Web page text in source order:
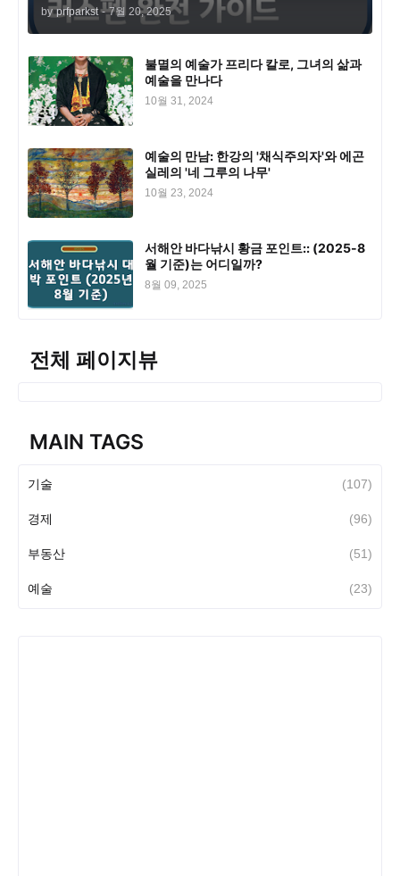
by prfparkst - 7월 20, 2025
불멸의 예술가 프리다 칼로, 그녀의 삶과
예술을 만나다
10월 31, 2024
예술의 만남: 한강의 '채식주의자'와 에곤
실레의 '네 그루의 나무'
10월 23, 2024
서해안 바다낚시 황금 포인트:: (2025-8
월 기준)는 어디일까?
8월 09, 2025
전체 페이지뷰
MAIN TAGS
기술 (107)
경제 (96)
부동산 (51)
예술 (23)